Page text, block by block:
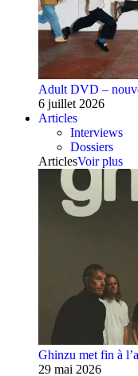
Adult DVD –
6 juillet 2026
Articles
Interviews
Dossiers
ArticlesVoir plus
Ghinzu met fin à
29 mai 2026